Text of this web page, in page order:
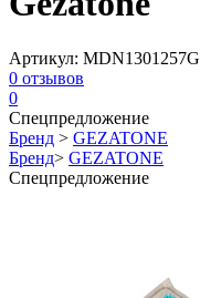
Артикул: MDN1301257G
0 отзывов
0
Спецпредложение
Бренд > GEZATONE
Бренд> GEZATONE
Спецпредложение